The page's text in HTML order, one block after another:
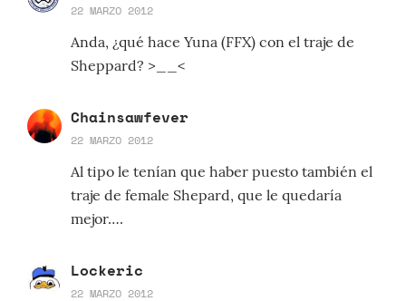
22 MARZO 2012
Anda, ¿qué hace Yuna (FFX) con el traje de
Sheppard? >__<
Chainsawfever
22 MARZO 2012
Al tipo le tenían que haber puesto también el
traje de female Shepard, que le quedaría
mejor….
Lockeric
22 MARZO 2012